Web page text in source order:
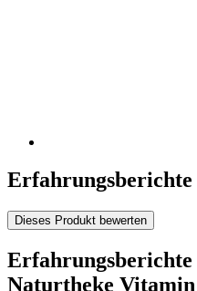
Dieses Produkt bewerten
Naturtheke